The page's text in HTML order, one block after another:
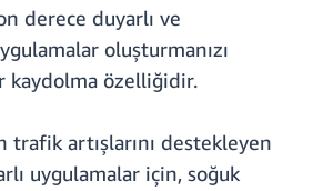
derece duyarlı ve
oluşturmanızı
kaydolma özelliğidir.
trafik artışlarını destekleyen
uygulamalar için, soğuk